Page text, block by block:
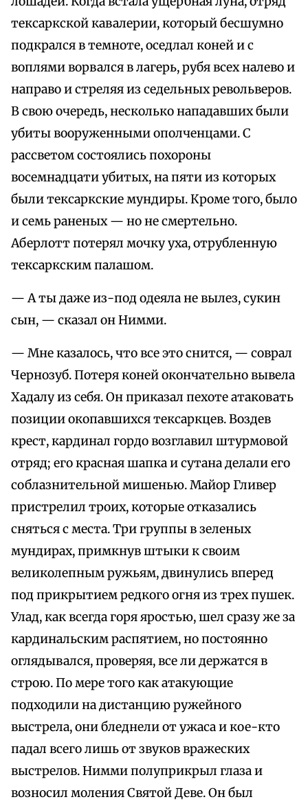
тексаркской кавалерии, который бесшумно
подкрался в темноте, оседлал коней и с
воплями ворвался в лагерь, рубя всех налево и
направо и стреляя из седельных револьверов.
В свою очередь, несколько нападавших были
убиты вооруженными ополченцами. С
рассветом состоялись похороны
восемнадцати убитых, на пяти из которых
были тексаркские мундиры. Кроме того, было
и семь раненых — но не смертельно.
Аберлотт потерял мочку уха, отрубленную
тексаркским палашом.
— А ты даже из-под одеяла не вылез, сукин
сын, — сказал он Нимми.
— Мне казалось, что все это снится, — соврал
Чернозуб. Потеря коней окончательно вывела
Хадалу из себя. Он приказал пехоте атаковать
позиции окопавшихся тексаркцев. Воздев
крест, кардинал гордо возглавил штурмовой
отряд; его красная шапка и сутана делали его
соблазнительной мишенью. Майор Гливер
пристрелил троих, которые отказались
сняться с места. Три группы в зеленых
мундирах, примкнув штыки к своим
великолепным ружьям, двинулись вперед
под прикрытием редкого огня из трех пушек.
Улад, как всегда горя яростью, шел сразу же за
кардинальским распятием, но постоянно
оглядывался, проверяя, все ли держатся в
строю. По мере того как атакующие
подходили на дистанцию ружейного
выстрела, они бледнели от ужаса и кое-кто
падал всего лишь от звуков вражеских
выстрелов. Нимми полуприкрыл глаза и
возносил моления Святой Деве. Он был